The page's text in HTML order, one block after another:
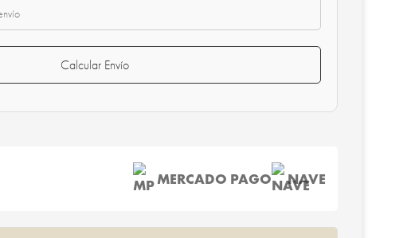
Calcular Envío
MERCADO PAGO NAVE